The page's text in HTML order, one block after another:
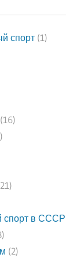
спорт(1)
спорт в СССР
(2)